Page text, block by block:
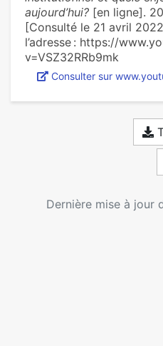
aujourd’hui? [en ligne].
[Consulté le 21 avril
l’adresse : https://
v=VSZ32RRb9mk
Consulter sur
Dernière mise à jour